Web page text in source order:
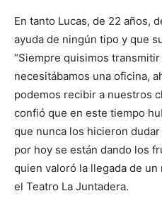
En tanto Lucas, de 22 años,
ayuda de ningún tipo y que
“Siempre quisimos
necesitábamos una oficina,
podemos recibir a nuestros
confió que en este tiempo
que nunca los hicieron
por hoy se están dando los
quien valoró la llegada de
el Teatro La Juntadera.